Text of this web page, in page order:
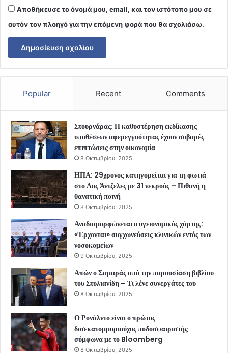
Αποθήκευσε το όνομά μου, email, και τον ιστότοπο μου σε
αυτόν τον πλοηγό για την επόμενη φορά που θα σχολιάσω.
Popular Recent Comments
Στουρνάρας: Η καθυστέρηση εκδίκασης
υποθέσεων αφερεγγυότητας έχουν σοβαρές
επιπτώσεις στην οικονομία
8 Οκτωβρίου, 2025
ΗΠΑ: 29χρονος κατηγορείται για τη φωτιά
στο Λος Άντζελες με 31 νεκρούς – Πιθανή η
θανατική ποινή
8 Οκτωβρίου, 2025
Αναδιαμορφώνεται ο υγειονομικός χάρτης:
«Έρχονται» συγχωνεύσεις κλινικών εντός των
νοσοκομείων
9 Οκτωβρίου, 2025
Απών ο Σαμαράς από την παρουσίαση βιβλίου
του Στυλιανίδη – Τι λένε συνεργάτες του
8 Οκτωβρίου, 2025
Ο Ρονάλντο είναι ο πρώτος
δισεκατομμυριούχος ποδοσφαιριστής
σύμφωνα με το Bloomberg
8 Οκτωβρίου, 2025